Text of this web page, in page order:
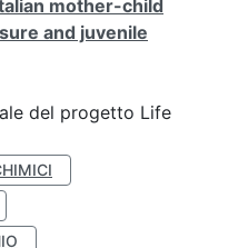
mother-child
and juvenile
del progetto Life